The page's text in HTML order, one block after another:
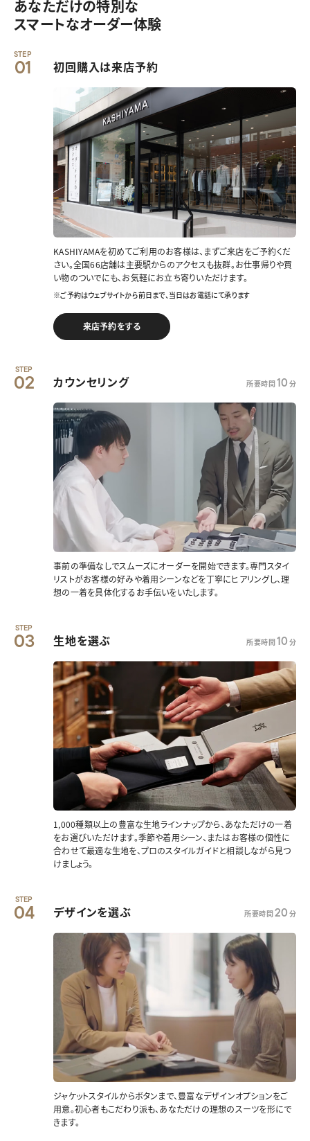
あなただけの特別な
スマートなオーダー体験
STEP
01
KASHIYAMAを初めてご利用のお客様は、まずご来店をご予約くだ
さい。全国66店舗は主要駅からのアクセスも抜群。お仕事帰りや買
い物のついでにも、お気軽にお立ち寄りいただけます。
※ご予約はウェブサイトから前日まで、当日はお電話にて承ります
来店予約をする
初回購入は来店予約
STEP
02
事前の準備なしでスムーズにオーダーを開始できます。専門スタイ
リストがお客様の好みや着用シーンなどを丁寧にヒアリングし、理
想の一着を具体化するお手伝いをいたします。
カウンセリング 所要時間10 分
STEP
03
1,000種類以上の豊富な生地ラインナップから、あなただけの一着
をお選びいただけます。季節や着用シーン、またはお客様の個性に
合わせて最適な生地を、プロのスタイルガイドと相談しながら見つ
けましょう。
生地を選ぶ 所要時間10 分
STEP
04
ジャケットスタイルからボタンまで、豊富なデザインオプションをご
用意。初心者もこだわり派も、あなただけの理想のスーツを形にで
きます。
デザインを選ぶ 所要時間20 分